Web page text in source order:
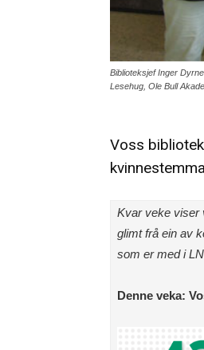
Biblioteksjef Inger
Lesehug, Ole Bull
Voss
Kvar veke viser
glimt frå ein av
som er med i
Denne veka: